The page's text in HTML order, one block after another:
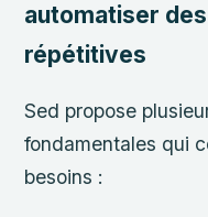
automatiser
répétitives
Sed propose
fondamentales qui
besoins :